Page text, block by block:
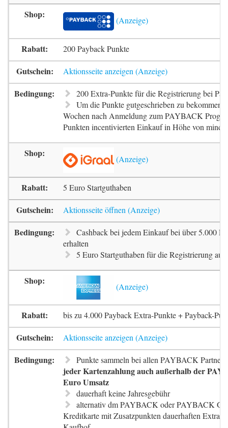
200 Payback Punkte
Aktionsseite anzeigen
200 Extra-Punkte für die Registrierung bei
Um die Punkte gutgeschrieben zu bekommen,
Wochen nach Anmeldung zum PAYBACK
Punkten incentivierten Einkauf in Höhe von
5 Euro Startguthaben
Aktionsseite öffnen
Cashback bei jedem Einkauf bei über 5.000
erhalten
5 Euro Startguthaben für die Registrierung
bis zu 4.000 Payback Extra-Punkte + Payback-
Aktionsseite anzeigen
Punkte sammeln bei allen PAYBACK
jeder Kartenzahlung auch außerhalb der
Euro Umsatz
dauerhaft keine Jahresgebühr
alternativ dm PAYBACK oder PAYBACK
Kreditkarte mit Zusatzpunkten dauerhaften Extra-